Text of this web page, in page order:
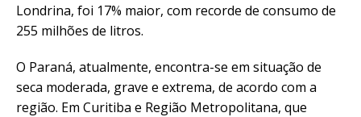
Londrina, foi 17% maior, com recorde de consumo de
255 milhões de litros.
O Paraná, atualmente, encontra-se em situação de
seca moderada, grave e extrema, de acordo com a
região. Em Curitiba e Região Metropolitana, que